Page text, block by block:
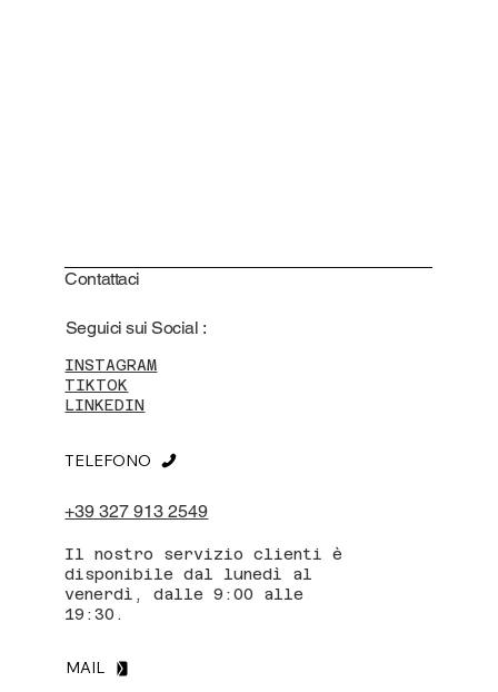
Contattaci
INSTAGRAM
TIKTOK
LINKEDIN
Seguici sui Social :
+39 327 913 2549
TELEFONO
Il nostro servizio clienti è
disponibile dal lunedì al
venerdì, dalle 9:00 alle
19:30.
MAIL